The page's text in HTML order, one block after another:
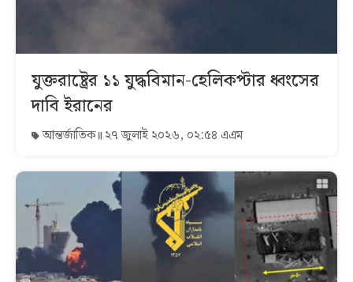
যুক্তরাষ্ট্রের ১১ যুদ্ধবিমান-হেলিকপ্টার ধ্বংসের
দাবি ইরানের
আন্তর্জাতিক ২৭ জুলাই ২০২৬, ০২:৫৪ এএম